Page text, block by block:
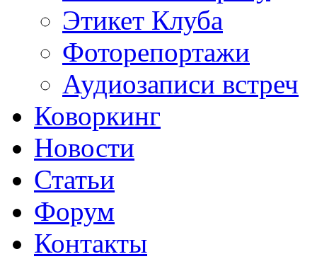
Этикет Клуба
Фоторепортажи
Аудиозаписи встреч
Коворкинг
Новости
Статьи
Форум
Контакты